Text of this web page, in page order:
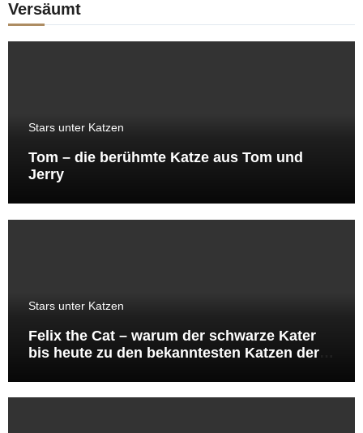
Versäumt
Stars unter Katzen
Tom – die berühmte Katze aus Tom und
Jerry
Stars unter Katzen
Felix the Cat – warum der schwarze Kater
bis heute zu den bekanntesten Katzen der